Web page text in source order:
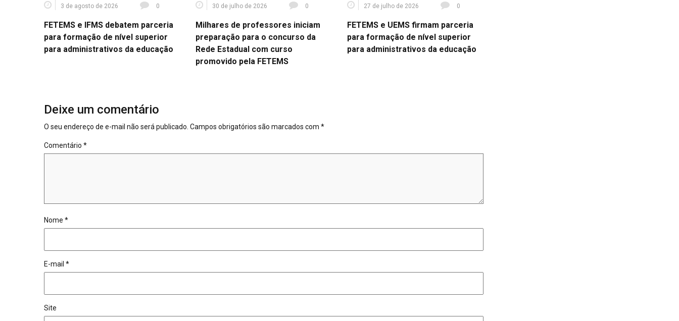
3 de agosto de 2026 0
FETEMS e IFMS debatem parceria
para formação de nível superior
para administrativos da educação
30 de julho de 2026 0
Milhares de professores iniciam
preparação para o concurso da
Rede Estadual com curso
promovido pela FETEMS
27 de julho de 2026 0
FETEMS e UEMS firmam parceria
para formação de nível superior
para administrativos da educação
Deixe um comentário
O seu endereço de e-mail não será publicado. Campos obrigatórios são marcados com *
Comentário *
Nome *
E-mail *
Site